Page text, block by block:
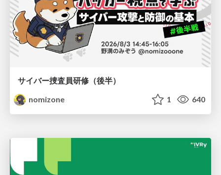
サイバー捜査員研修（後半）
nomizone
1 640